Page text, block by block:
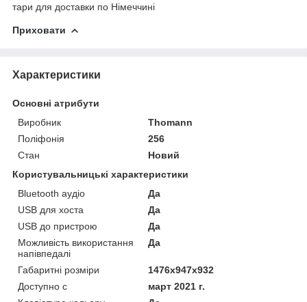
тари для доставки по Німеччині
Приховати
Характеристики
Основні атрибути
Виробник
Thomann
Поліфонія
256
Стан
Новий
Користувальницькі характеристики
Bluetooth аудіо
Да
USB для хоста
Да
USB до пристрою
Да
Можливість використання
напівпедалі
Да
Габаритні розміри
1476x947x932
Доступно с
март 2021 г.